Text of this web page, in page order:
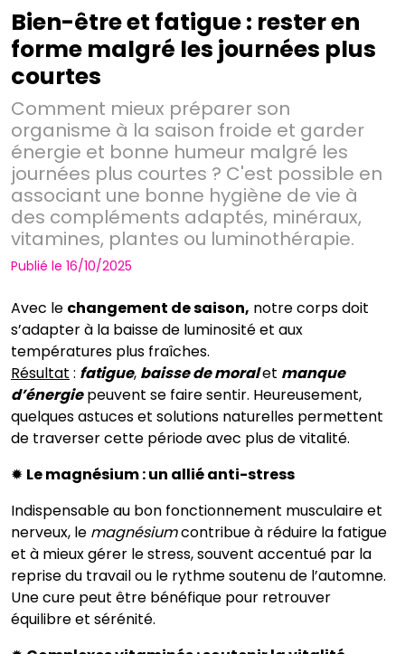
Bien-être et fatigue : rester en
forme malgré les journées plus
courtes
Comment mieux préparer son
organisme à la saison froide et garder
énergie et bonne humeur malgré les
journées plus courtes ? C'est possible en
associant une bonne hygiène de vie à
des compléments adaptés, minéraux,
vitamines, plantes ou luminothérapie.
Publié le 16/10/2025
Avec le changement de saison, notre corps doit
s’adapter à la baisse de luminosité et aux
températures plus fraîches.
Résultat : fatigue, baisse de moralet manque
d’énergiepeuvent se faire sentir. Heureusement,
quelques astuces et solutions naturelles permettent
de traverser cette période avec plus de vitalité.
✹ Le magnésium : un allié anti-stress
Indispensable au bon fonctionnement musculaire et
nerveux, le magnésiumcontribue à réduire la fatigue
et à mieux gérer le stress, souvent accentué par la
reprise du travail ou le rythme soutenu de l’automne.
Une cure peut être bénéfique pour retrouver
équilibre et sérénité.